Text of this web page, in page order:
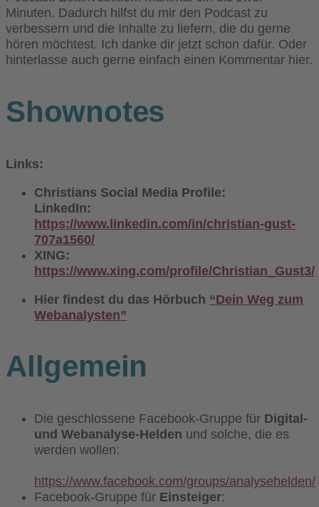
Minuten. Dadurch hilfst du mir den Podcast zu
verbessern und die Inhalte zu liefern, die du gerne
hören möchtest. Ich danke dir jetzt schon dafür. Oder
hinterlasse auch gerne einfach einen Kommentar hier.
Shownotes
Links:
Christians Social Media Profile:
LinkedIn:
https://www.linkedin.com/in/christian-gust-
707a1560/
XING:
https://www.xing.com/profile/Christian_Gust3/
Hier findest du das Hörbuch “Dein Weg zum
Webanalysten”
Allgemein
Die geschlossene Facebook-Gruppe für Digital-
und Webanalyse-Helden und solche, die es
werden wollen:
https://www.facebook.com/groups/analysehelden/
Facebook-Gruppe für Einsteiger: